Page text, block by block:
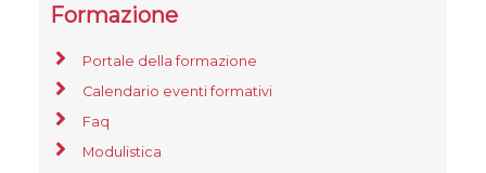
Formazione
Portale della formazione
Calendario eventi formativi
Faq
Modulistica